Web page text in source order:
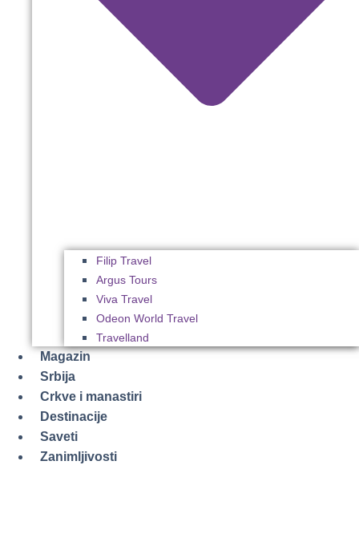
Filip Travel
Argus Tours
Viva Travel
Odeon World Travel
Travelland
Magazin
Srbija
Crkve i manastiri
Destinacije
Saveti
Zanimljivosti